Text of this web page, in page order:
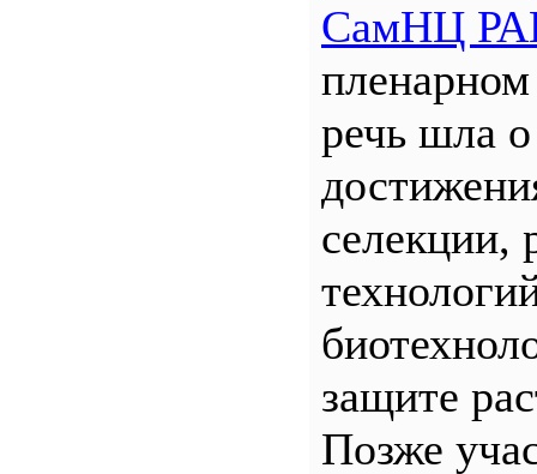
СамНЦ
пленарном
речь шла
селекции,
защите
Позже